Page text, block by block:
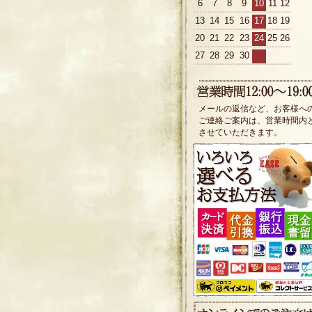
6 7 8 9 10 11 12
13 14 15 16 17 18 19
20 21 22 23 24 25 26
27 28 29 30
メールの返信など、お客様へ
ご連絡ご案内は、営業時間内
させていただきます。